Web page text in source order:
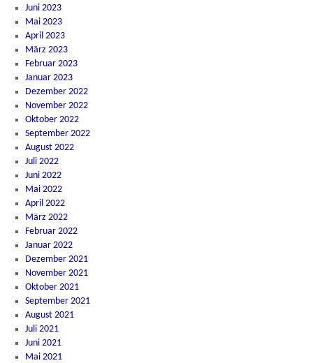
Juni 2023
Mai 2023
April 2023
März 2023
Februar 2023
Januar 2023
Dezember 2022
November 2022
Oktober 2022
September 2022
August 2022
Juli 2022
Juni 2022
Mai 2022
April 2022
März 2022
Februar 2022
Januar 2022
Dezember 2021
November 2021
Oktober 2021
September 2021
August 2021
Juli 2021
Juni 2021
Mai 2021